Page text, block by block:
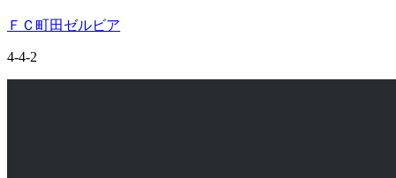
ＦＣ町田ゼルビア
4-4-2